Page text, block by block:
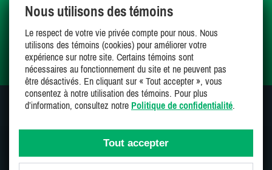
Chalets à vendre
Offres spéciales
Mes favoris
SUIVEZ-NOUS SUR
Nous utilisons des témoins
Le respect de votre vie privée compte pour nous. Nous
utilisons des témoins (cookies) pour améliorer votre
expérience sur notre site. Certains témoins sont
nécessaires au fonctionnement du site et ne peuvent pas
être désactivés. En cliquant sur « Tout accepter », vous
consentez à notre utilisation des témoins. Pour plus
d’information, consultez notre Politique de confidentialité.
Tout accepter